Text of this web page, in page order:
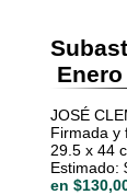
JOSÉ
Firmada y
29.5 x 44
Estimado:
en